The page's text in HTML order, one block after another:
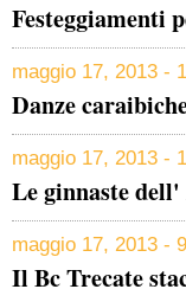
Festeggiamenti
maggio 17, 2013 -
Danze
maggio 17, 2013 -
Le ginnaste
maggio 17, 2013 -
Il Bc Trecate